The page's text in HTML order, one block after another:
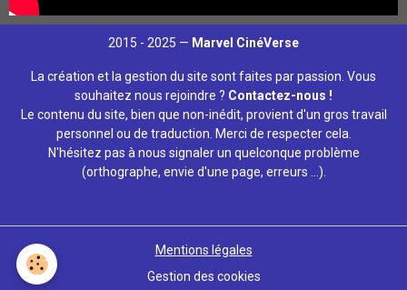
2015 - 2025 — Marvel CinéVerse
La création et la gestion du site sont faites par passion. Vous
souhaitez nous rejoindre ? Contactez-nous !
Le contenu du site, bien que non-inédit, provient d'un gros travail
personnel ou de traduction. Merci de respecter cela.
N'hésitez pas à nous signaler un quelconque problème
(orthographe, envie d'une page, erreurs ...).
Mentions légales
Gestion des cookies